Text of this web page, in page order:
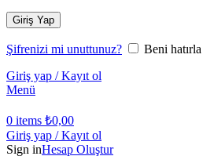
Giriş Yap
Şifrenizi mi unuttunuz?
Beni hatırla
Giriş yap / Kayıt ol
Menü
0 items ₺0,00
Giriş yap / Kayıt ol
Sign inHesap Oluştur